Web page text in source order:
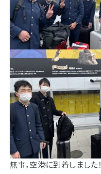
無事，空港に到着しました！